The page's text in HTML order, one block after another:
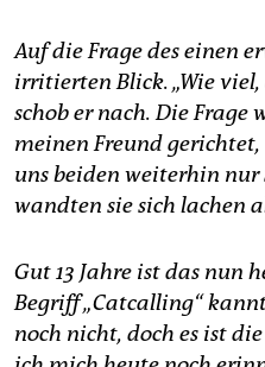
Auf die Frage des einen
irritierten Blick. „Wie viel,
schob er nach. Die
meinen Freund
uns beiden weiterhin nur
wandten sie sich lachen
Gut 13 Jahre ist das nun
Begriff „Catcalling“
noch nicht, doch es ist